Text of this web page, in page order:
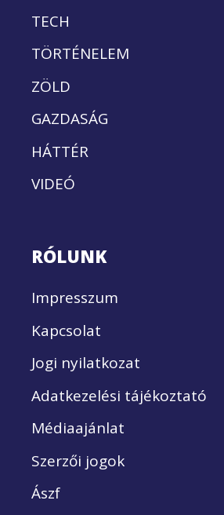
TECH
TÖRTÉNELEM
ZÖLD
GAZDASÁG
HÁTTÉR
VIDEÓ
RÓLUNK
Impresszum
Kapcsolat
Jogi nyilatkozat
Adatkezelési tájékoztató
Médiaajánlat
Szerzői jogok
Ászf